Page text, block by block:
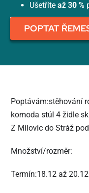
Ušetříte až 30 %
POPTAT
Poptávám:stěhování
komoda stúl 4 židle
Z Milovic do Stráž
Množství/rozměr:
Termín:18.12 až 20.12